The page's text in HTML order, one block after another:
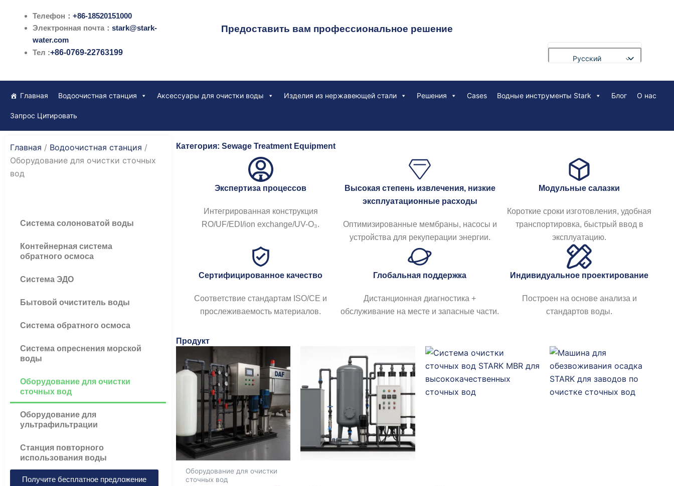
Телефон： +86-18520151000
Электронная почта： stark@stark-
water.com
Тел :+86-0769-22763199
Предоставить вам профессиональное решение
Русский
English
Français
Português
Español
Nederlands
Bahasa Indonesia
日本語
한국어
Главная Водоочистная станция Аксессуары для очистки воды Изделия из нержавеющей стали Решения Cases Водные инструменты Stark Блог О нас
Запрос Цитировать
Главная / Водоочистная станция /
Оборудование для очистки сточных
вод
Система солоноватой воды
Контейнерная система
обратного осмоса
Система ЭДО
Бытовой очиститель воды
Система обратного осмоса
Система опреснения морской
воды
Оборудование для очистки
сточных вод
Оборудование для
ультрафильтрации
Станция повторного
использования воды
Получите бесплатное предложение
Категория: Sewage Treatment Equipment
Экспертиза процессов
Интегрированная конструкция
RO/UF/EDI/ion exchange/UV-O₃.
Высокая степень извлечения, низкие
эксплуатационные расходы
Оптимизированные мембраны, насосы и
устройства для рекуперации энергии.
Модульные салазки
Короткие сроки изготовления, удобная
транспортировка, быстрый ввод в
эксплуатацию.
Сертифицированное качество
Соответствие стандартам ISO/CE и
прослеживаемость материалов.
Глобальная поддержка
Дистанционная диагностика +
обслуживание на месте и запасные части.
Индивидуальное проектирование
Построен на основе анализа и
стандартов воды.
Продукт
Оборудование для очистки
сточных вод